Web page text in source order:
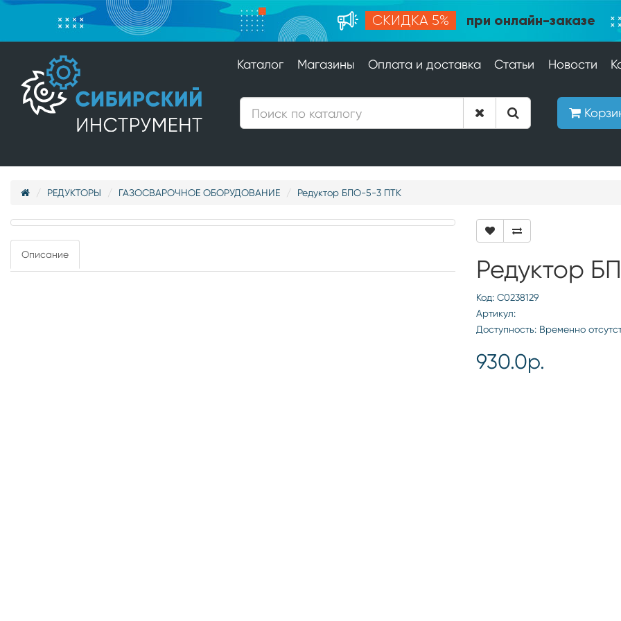
СКИДКА 5% при онлайн-заказе
Каталог Магазины Оплата и доставка Статьи Новости
РЕДУКТОРЫ ГАЗОСВАРОЧНОЕ ОБОРУДОВАНИЕ Редуктор БПО-5-3 ПТК
Описание
Редуктор
Код: С0238129
Артикул:
Доступность: Временно
930.0р.